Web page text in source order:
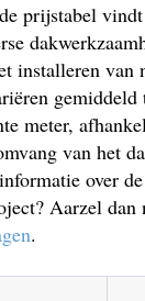
prijstabel
installeren van
gemiddeld
meter,
van het
over
Aarzel dan
.